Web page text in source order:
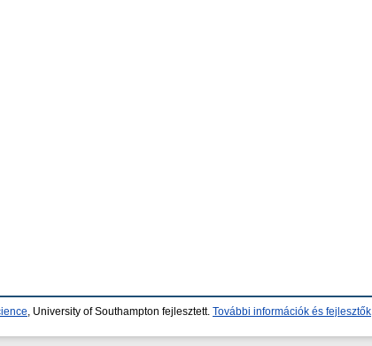
, University of Southampton fejlesztett. További információk és fejlesztők